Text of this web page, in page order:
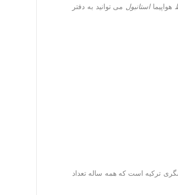
هواپیمااستانبول می توانید به دفتر
ترکیه است که همه ساله تعداد